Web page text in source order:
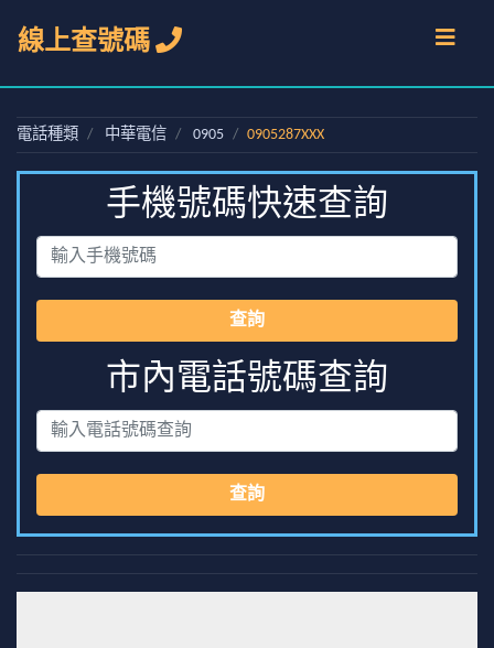
線上查號碼
電話種類 中華電信 0905 0905287XXX
手機號碼快速查詢
查詢
市內電話號碼查詢
查詢